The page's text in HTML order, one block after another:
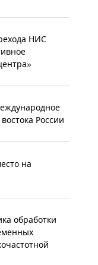
НИС
России
на
обработки